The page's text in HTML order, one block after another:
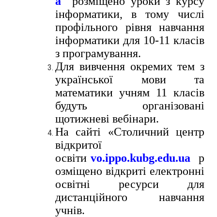
інформатики, в тому числі
профільного рівня навчання
інформатики для 10-11 класів
з програмування.
Для вивчення окремих тем з
української мови та
математики учням 11 класів
будуть організовані
щотижневі вебінари.
На сайті «Столичний центр
відкритої
освітиvo.ippo.kubg.edu.ua р
озміщено відкриті електронні
освітні ресурси для
дистанційного навчання
учнів.